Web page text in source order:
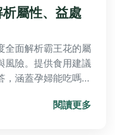
屬性、益處
全面解析霸王花的屬
風險。提供食用建議
，涵蓋孕婦能吃嗎、
閱讀更多